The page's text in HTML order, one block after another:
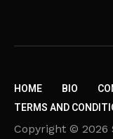
HOME BIO
TERMS AND
Copyright © 2026